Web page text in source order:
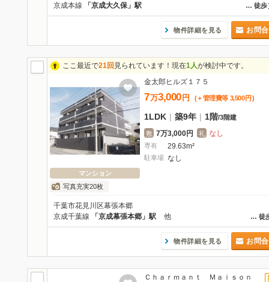
… 徒歩
京成本線 「京成大久保」駅
物件詳細を見る お問
ここ最近で21回 見られています！現在1人が検討中です。
マンション
写真充実20枚
金太郎ヒルズ１７５
7万3,000 円 (＋管理費等 3,500 円 )
1LDK | 築9年 | 1階/3階建
敷 7万3,000円 礼 なし
専有 29.63m²
駐車場 なし
千葉市花見川区幕張本郷
… 徒
京成千葉線 「京成幕張本郷」駅 他
物件詳細を見る お問
Ｃｈａｒｍａｎｔ Ｍａｉｓｏｎ